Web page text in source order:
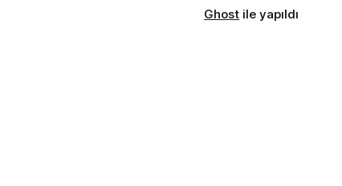
Ghost ile yapıldı